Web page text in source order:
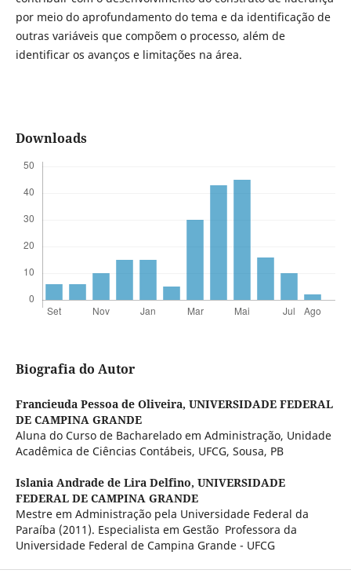
por meio do aprofundamento do tema e da identificação de
outras variáveis que compõem o processo, além de
identificar os avanços e limitações na área.
Downloads
Biografia do Autor
Francieuda Pessoa de Oliveira, UNIVERSIDADE FEDERAL
DE CAMPINA GRANDE
Aluna do Curso de Bacharelado em Administração, Unidade
Acadêmica de Ciências Contábeis, UFCG, Sousa, PB
Islania Andrade de Lira Delfino, UNIVERSIDADE
FEDERAL DE CAMPINA GRANDE
Mestre em Administração pela Universidade Federal da
Paraíba (2011). Especialista em Gestão Professora da
Universidade Federal de Campina Grande - UFCG